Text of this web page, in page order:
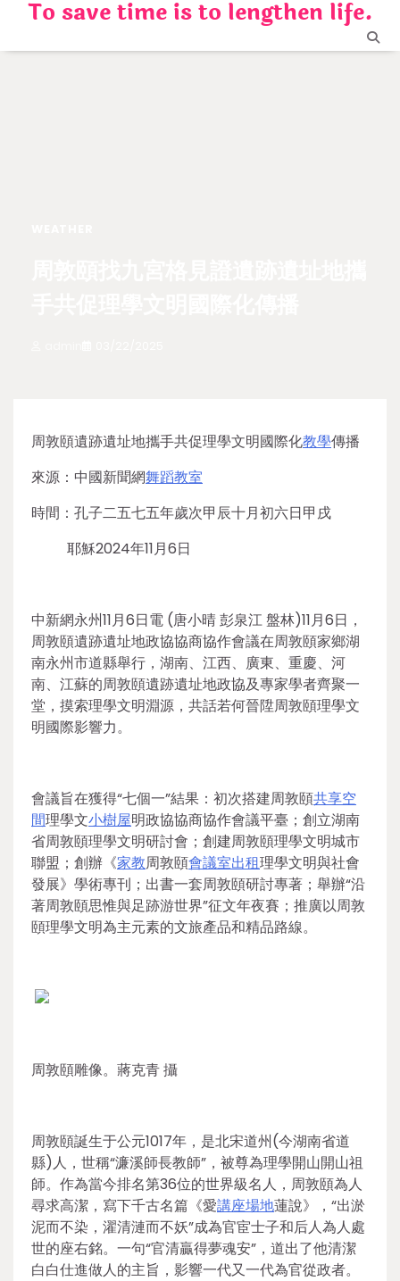
content
To save time is to lengthen life.
周敦頤遺跡遺址地攜手共促理學文明國際化教學傳播
來源：中國新聞網舞蹈教室
時間：孔子二五七五年歲次甲辰十月初六日甲戌
耶穌2024年11月6日
中新網永州11月6日電 (唐小晴 彭泉江 盤林)11月6日，
周敦頤遺跡遺址地政協協商協作會議在周敦頤家鄉湖
南永州市道縣舉行，湖南、江西、廣東、重慶、河
南、江蘇的周敦頤遺跡遺址地政協及專家學者齊聚一
堂，摸索理學文明淵源，共話若何晉陞周敦頤理學文
明國際影響力。
會議旨在獲得“七個一”結果：初次搭建周敦頤共享空
間理學文小樹屋明政協協商協作會議平臺；創立湖南
省周敦頤理學文明研討會；創建周敦頤理學文明城市
聯盟；創辦《家教周敦頤會議室出租理學文明與社會
發展》學術專刊；出書一套周敦頤研討專著；舉辦“沿
著周敦頤思惟與足跡游世界”征文年夜賽；推廣以周敦
頤理學文明為主元素的文旅產品和精品路線。
周敦頤雕像。蔣克青 攝
周敦頤誕生于公元1017年，是北宋道州(今湖南省道
縣)人，世稱“濂溪師長教師”，被尊為理學開山開山祖
師。作為當今排名第36位的世界級名人，周敦頤為人
尋求高潔，寫下千古名篇《愛講座場地蓮說》，“出淤
泥而不染，濯清漣而不妖”成為官宦士子和后人為人處
世的座右銘。一句“官清贏得夢魂安”，道出了他清潔
白白仕進做人的主旨，影響一代又一代為官從政者。